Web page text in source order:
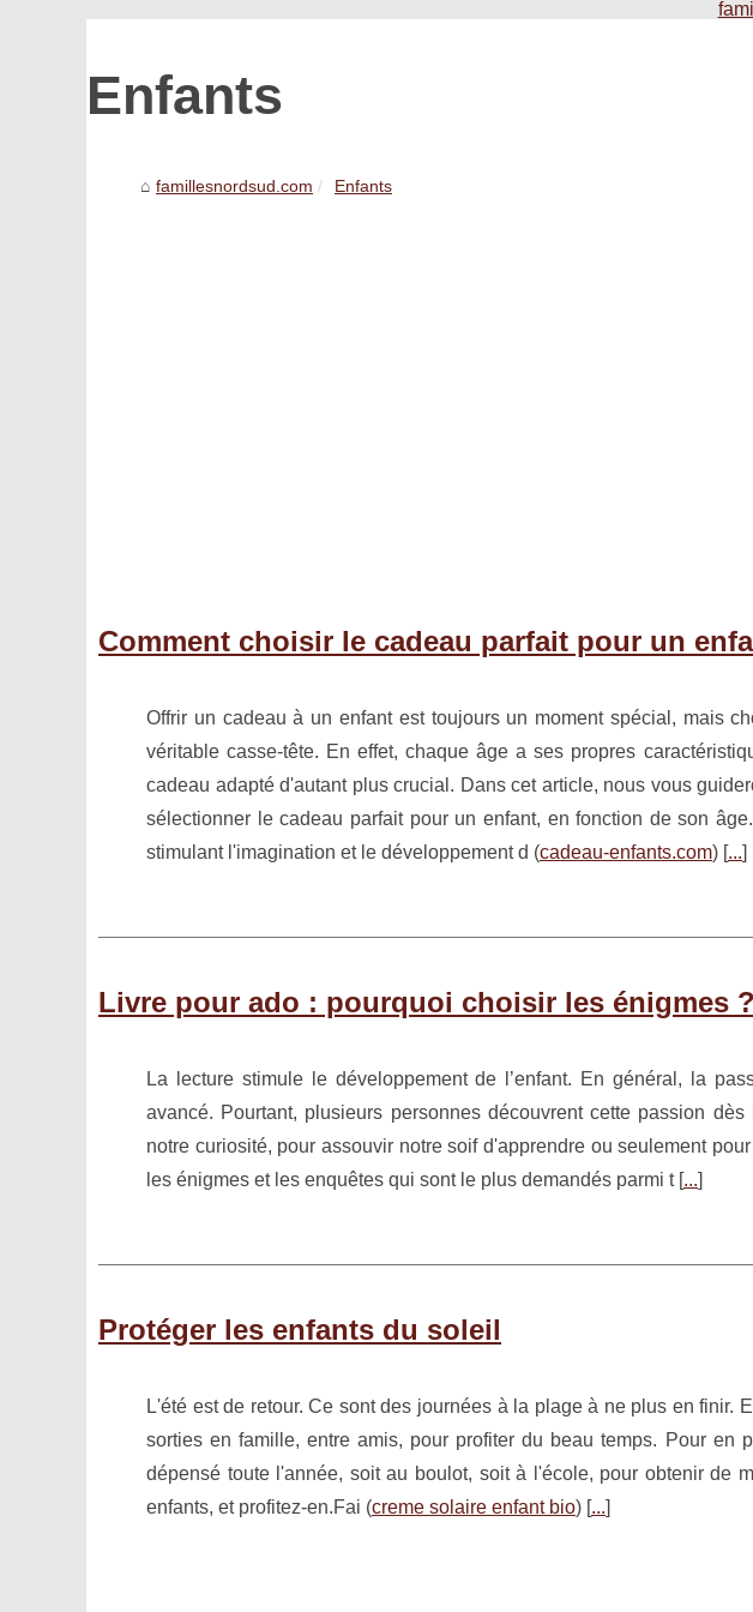
Enfants
famillesnordsud.com Enfants
Comment choisir le cadeau parfait pour un
Offrir un cadeau à un enfant est toujours un moment spécial, mais
véritable casse-tête. En effet, chaque âge a ses propres
cadeau adapté d'autant plus crucial. Dans cet article, nous vous
sélectionner le cadeau parfait pour un enfant, en fonction de son
stimulant l'imagination et le développement d (cadeau-enfants.com) [...]
Livre pour ado : pourquoi choisir les énigmes ?
La lecture stimule le développement de l’enfant. En général, la
avancé. Pourtant, plusieurs personnes découvrent cette passion
notre curiosité, pour assouvir notre soif d'apprendre ou seulement
les énigmes et les enquêtes qui sont le plus demandés parmi t [...]
Protéger les enfants du soleil
L'été est de retour. Ce sont des journées à la plage à ne plus en finir.
sorties en famille, entre amis, pour profiter du beau temps. Pour en
dépensé toute l'année, soit au boulot, soit à l'école, pour obtenir de
enfants, et profitez-en.Fai (creme solaire enfant bio) [...]